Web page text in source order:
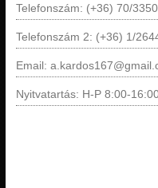
Telefonszám: (+36) 70/
Telefonszám 2: (+36) 1/
Email:
Nyitvatartás: H-P 8:00-